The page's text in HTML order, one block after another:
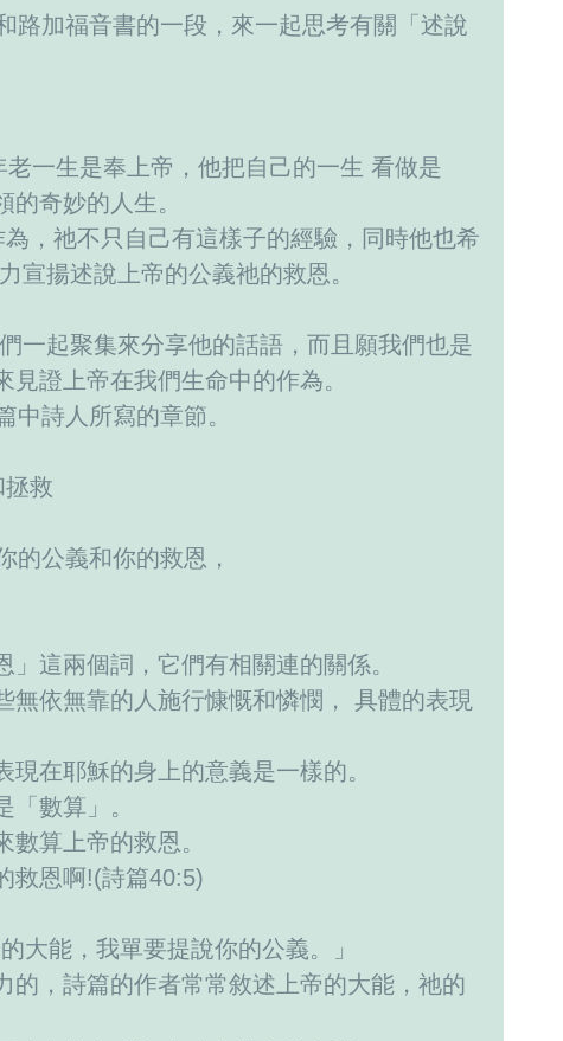
路加福音書的一段，來一起思考有關「述說
一生是奉上帝，他把自己的一生 看做是
的奇妙的人生。
，祂不只自己有這樣子的經驗，同時他也希
宣揚述說上帝的公義祂的救恩。
一起聚集來分享他的話語，而且願我們也是
證上帝在我們生命中的作為。
中詩人所寫的章節。
拯救
的公義和你的救恩，
這兩個詞，它們有相關連的關係。
無依無靠的人施行慷慨和憐憫， 具體的表現
在耶穌的身上的意義是一樣的。
「數算」。
算上帝的救恩。
救恩啊!(詩篇40:5)
大能，我單要提說你的公義。」
的，詩篇的作者常常敘述上帝的大能，祂的